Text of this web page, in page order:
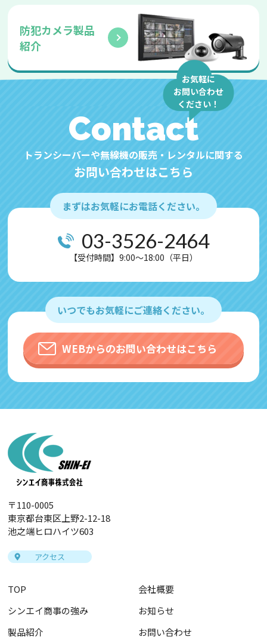
防犯カメラ製品
紹介
Contact
トランシーバーや無線機の販売・レンタルに関する
お問い合わせはこちら
お気軽に
お問い合わせ
ください！
まずはお気軽にお電話ください。
03-3526-2464
【受付時間】9:00～18:00（平日）
いつでもお気軽にご連絡ください。
WEBからのお問い合わせはこちら
〒110-0005
東京都台東区上野2-12-18
池之端ヒロハイツ603
アクセス
TOP
シンエイ商事の強み
製品紹介
会社概要
お知らせ
お問い合わせ